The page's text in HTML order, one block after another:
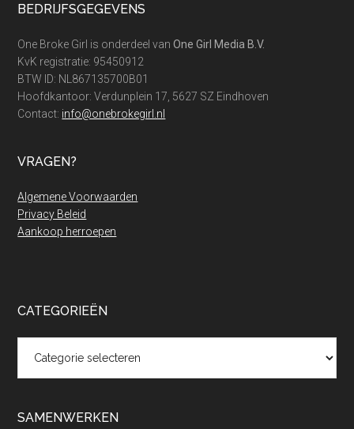
Footer
BEDRIJFSGEGEVENS
One Broke Girl is onderdeel vanOne Girl Media B.V.
KvK registratie: 95450912
BTW ID: NL867135700B01
Hoofdkantoor: Verdunplein 17, 5627 SZ Eindhoven
Contact: info@onebrokegirl.nl
VRAGEN?
Algemene Voorwaarden
Privacy Beleid
Aankoop herroepen
CATEGORIEËN
SAMENWERKEN